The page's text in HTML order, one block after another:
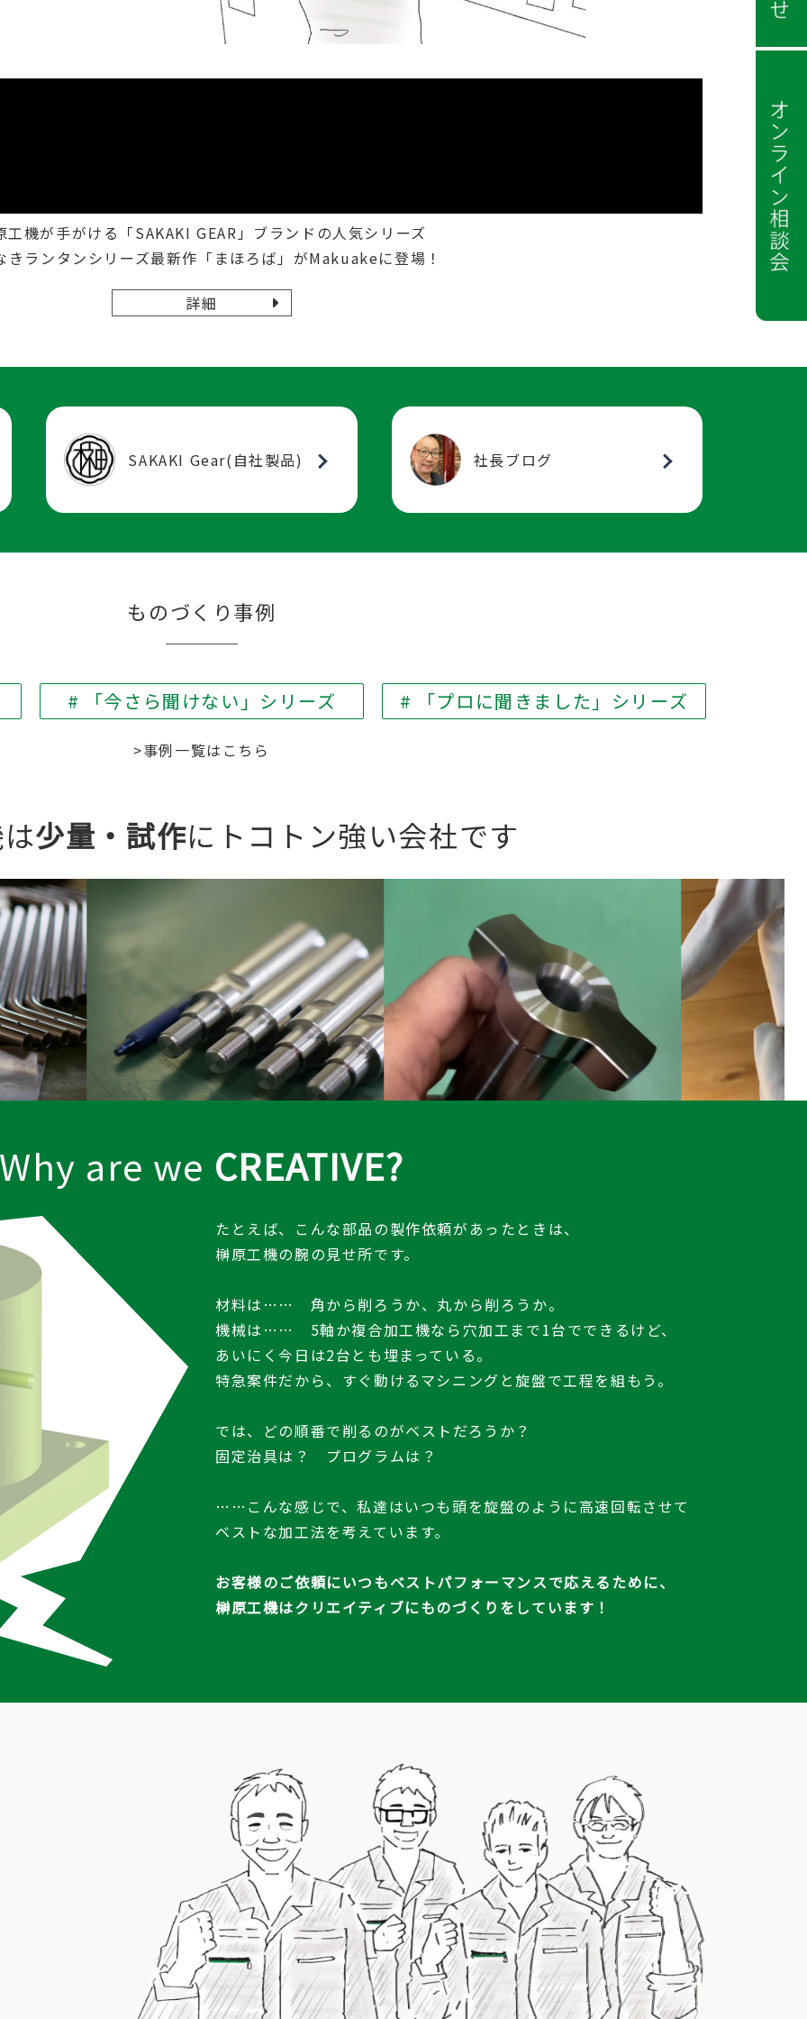
工機が手がける「SAKAKI GEAR」ブランドの人気シリーズ
きランタンシリーズ最新作「まほろば」がMakuakeに登場！
詳細
SAKAKI Gear(自社製品) 社長ブログ
ものづくり事例
# 「今さら聞けない」シリーズ # 「プロに聞きました」シリーズ
>事例一覧はこちら
少量・試作に トコトン強い会社です
are we CREATIVE?
たとえば、こんな部品の製作依頼があったときは、
榊原工機の腕の見せ所です。
材料は…… 角から削ろうか、丸から削ろうか。
機械は…… 5軸か複合加工機なら穴加工まで1台でできるけど、
あいにく今日は2台とも埋まっている。
特急案件だから、すぐ動けるマシニングと旋盤で工程を組もう。
では、どの順番で削るのがベストだろうか？
固定治具は？ プログラムは？
……こんな感じで、私達はいつも頭を旋盤のように高速回転させて
ベストな加工法を考えています。
お客様のご依頼にいつもベストパフォーマンスで応えるために、
榊原工機はクリエイティブにものづくりをしています！